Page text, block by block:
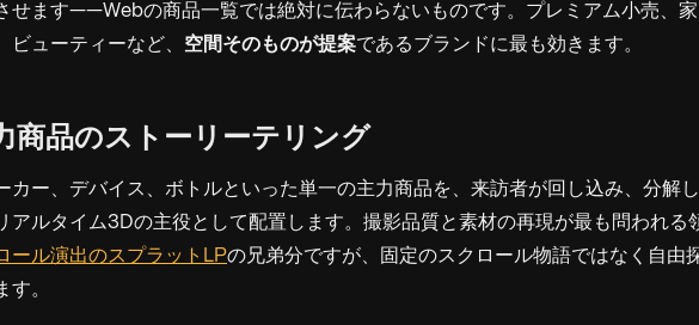
せます——Webの商品一覧では絶対に伝わらないものです。プレミアム小売、家
ビューティーなど、 空間そのものが提案であるブランドに最も効きます。
商品のストーリーテリング
カー、デバイス、ボトルといった単一の主力商品を、来訪者が回し込み、分解し
アルタイム3Dの主役として配置します。撮影品質と素材の再現が最も問われる
ール演出のスプラットLPの兄弟分ですが、固定のスクロール物語ではなく自由
す。